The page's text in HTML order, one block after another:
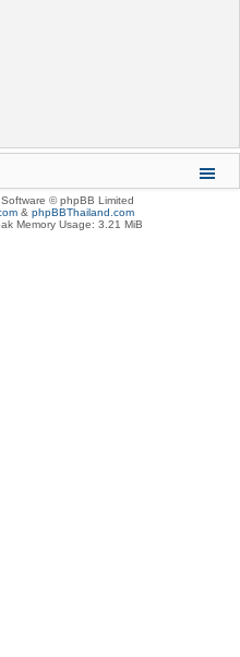
© phpBB Limited
& phpBBThailand.com
Memory Usage: 3.21 MiB